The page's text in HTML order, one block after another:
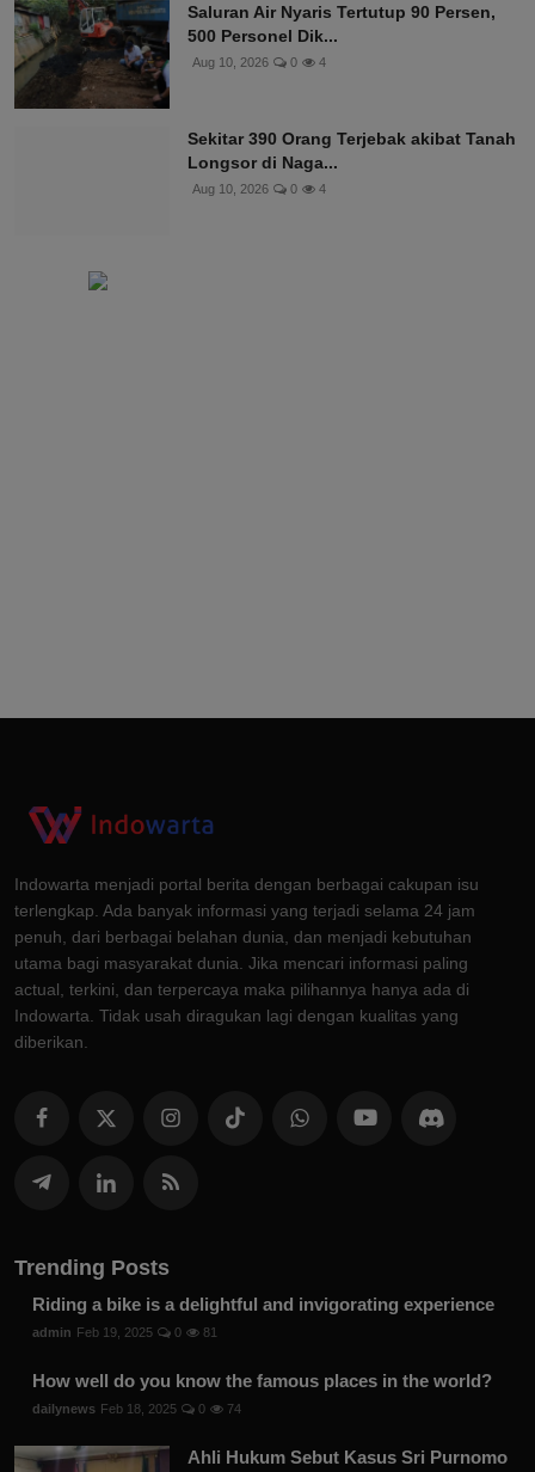
Saluran Air Nyaris Tertutup 90 Persen,
500 Personel Dik...
Aug 10, 2026 0 4
Sekitar 390 Orang Terjebak akibat Tanah
Longsor di Naga...
Aug 10, 2026 0 4
Indowarta menjadi portal berita dengan berbagai cakupan isu
terlengkap. Ada banyak informasi yang terjadi selama 24 jam
penuh, dari berbagai belahan dunia, dan menjadi kebutuhan
utama bagi masyarakat dunia. Jika mencari informasi paling
actual, terkini, dan terpercaya maka pilihannya hanya ada di
Indowarta. Tidak usah diragukan lagi dengan kualitas yang
diberikan.
Trending Posts
Riding a bike is a delightful and invigorating experience
admin Feb 19, 2025 0 81
How well do you know the famous places in the world?
dailynews Feb 18, 2025 0 74
Ahli Hukum Sebut Kasus Sri Purnomo